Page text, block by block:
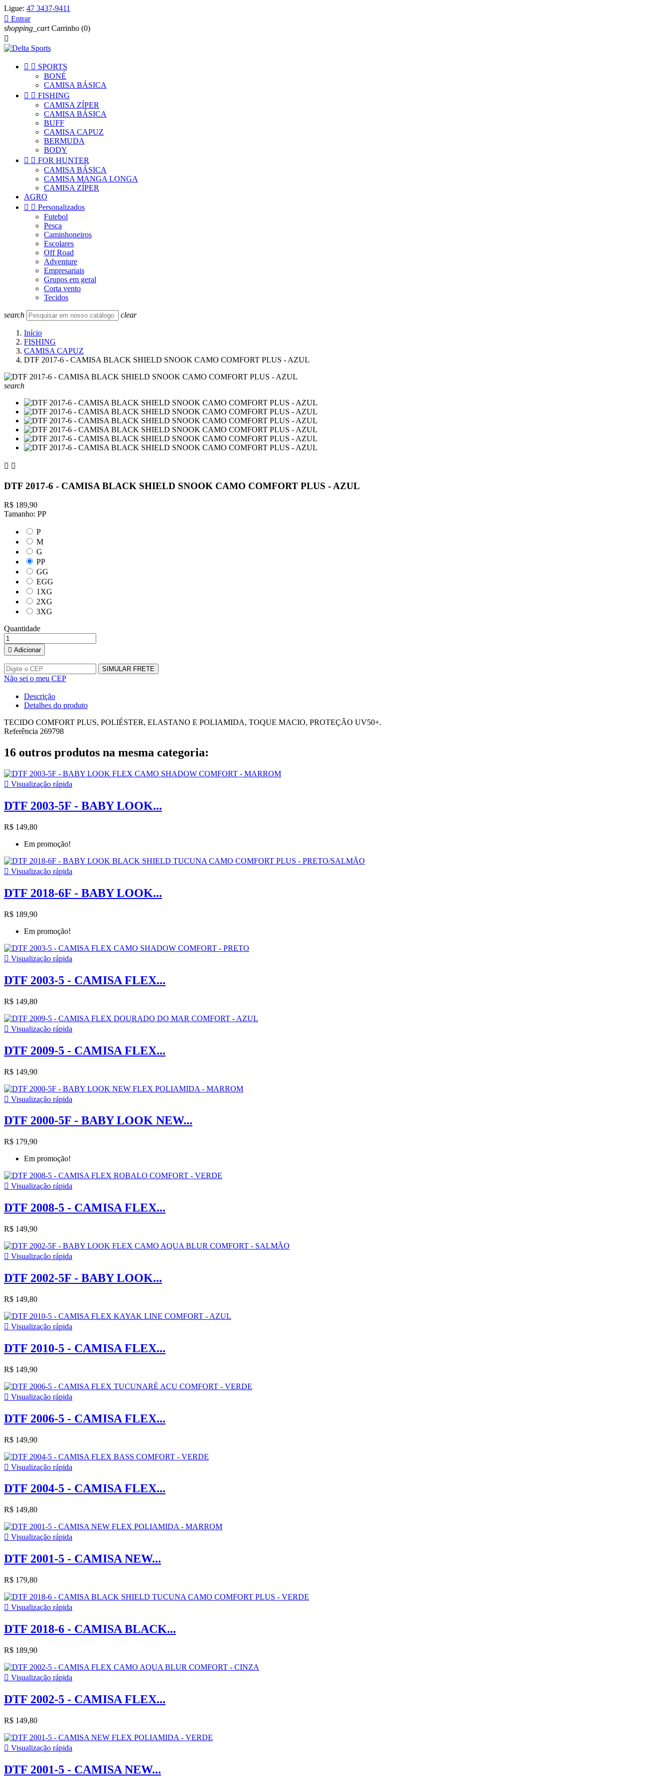
Ligue: 47 3437-9411
 Entrar
shopping_cart Carrinho (0)

  SPORTS
BONÉ
CAMISA BÁSICA
  FISHING
CAMISA ZÍPER
CAMISA BÁSICA
BUFF
CAMISA CAPUZ
BERMUDA
BODY
  FOR HUNTER
CAMISA BÁSICA
CAMISA MANGA LONGA
CAMISA ZÍPER
AGRO
  Personalizados
Futebol
Pesca
Caminhoneiros
Escolares
Off Road
Adventure
Empresariais
Grupos em geral
Corta vento
Tecidos
search clear
Início
FISHING
CAMISA CAPUZ
DTF 2017-6 - CAMISA BLACK SHIELD SNOOK CAMO COMFORT PLUS - AZUL
search
 
DTF 2017-6 - CAMISA BLACK SHIELD SNOOK CAMO COMFORT PLUS - AZUL
R$ 189,90
Tamanho: PP
P
M
G
PP
GG
EGG
1XG
2XG
3XG
Quantidade
 Adicionar
SIMULAR FRETE
Não sei o meu CEP
Descrição
Detalhes do produto
TECIDO COMFORT PLUS, POLIÉSTER, ELASTANO E POLIAMIDA, TOQUE MACIO, PROTEÇÃO UV50+.
Referência 269798
16 outros produtos na mesma categoria:
 Visualização rápida
DTF 2003-5F - BABY LOOK...
R$ 149,80
Em promoção!
 Visualização rápida
DTF 2018-6F - BABY LOOK...
R$ 189,90
Em promoção!
 Visualização rápida
DTF 2003-5 - CAMISA FLEX...
R$ 149,80
 Visualização rápida
DTF 2009-5 - CAMISA FLEX...
R$ 149,90
 Visualização rápida
DTF 2000-5F - BABY LOOK NEW...
R$ 179,90
Em promoção!
 Visualização rápida
DTF 2008-5 - CAMISA FLEX...
R$ 149,90
 Visualização rápida
DTF 2002-5F - BABY LOOK...
R$ 149,80
 Visualização rápida
DTF 2010-5 - CAMISA FLEX...
R$ 149,90
 Visualização rápida
DTF 2006-5 - CAMISA FLEX...
R$ 149,90
 Visualização rápida
DTF 2004-5 - CAMISA FLEX...
R$ 149,80
 Visualização rápida
DTF 2001-5 - CAMISA NEW...
R$ 179,80
 Visualização rápida
DTF 2018-6 - CAMISA BLACK...
R$ 189,90
 Visualização rápida
DTF 2002-5 - CAMISA FLEX...
R$ 149,80
 Visualização rápida
DTF 2001-5 - CAMISA NEW...